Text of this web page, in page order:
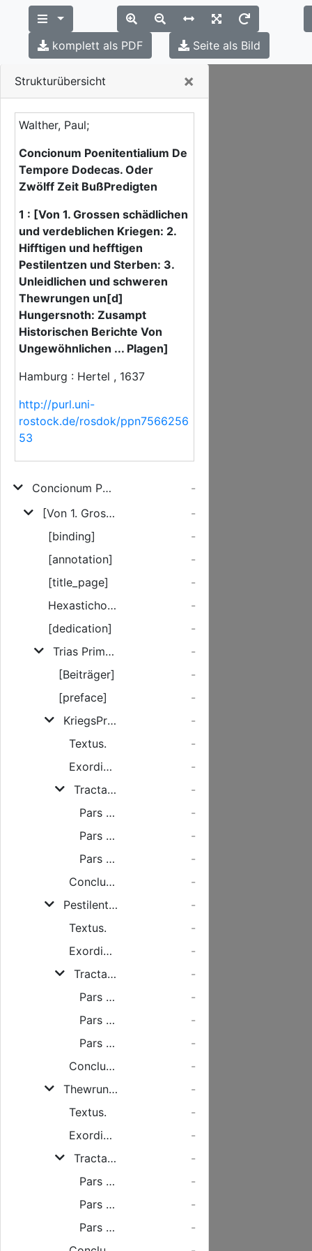
Strukturübersicht ×
Walther, Paul;
Concionum Poenitentialium De
Tempore Dodecas. Oder
Zwölff Zeit BußPredigten
1 : [Von 1. Grossen schädlichen
und verdeblichen Kriegen: 2.
Hifftigen und hefftigen
Pestilentzen und Sterben: 3.
Unleidlichen und schweren
Thewrungen un[d]
Hungersnoth: Zusampt
Historischen Berichte Von
Ungewöhnlichen ... Plagen]
Hamburg : Hertel , 1637
http://purl.uni-
rostock.de/rosdok/ppn7566256
53
Concionum Poenitentialium De Tempore Dodecas. Oder Zwölff Zeit BußPredigten
-
[Von 1. Grossen schädlichen und verdeblichen Kriegen: 2. Hifftigen und hefftigen Pestilentzen und Sterben: 3. Unleidlichen und schweren Thewrungen un[d] Hungersnoth: Zusampt Historischen Berichte Von Ungewöhnlichen ... Plagen]
-
[binding]
-
[annotation]
-
[title_page]
-
Hexastichon Ad Pium Lectorem.
-
[dedication]
-
Trias Prima. Oder Erste Drey Zeit Buß-Predigten.
-
[Beiträger]
-
[preface]
-
KriegsPredigt: Von Grossen schädlichen und verderblichen Kriegen.
-
Textus.
-
Exordium.
-
Tractationis.
-
Pars Prima.
-
Pars Secunda.
-
Pars Tertia.
-
Conclusio.
-
Pestilentz und SterbePredigt: Von Gifftigen und hefftigen Pestilentzen und Sterben.
-
Textus.
-
Exordium.
-
Tractationis.
-
Pars Prima.
-
Pars Secunda.
-
Pars Tertia.
-
Conclusio.
-
Thewrungs- und HungerPredigt: Von Unleidlichen und schwären Thewrungen und Hungersnoth.
-
Textus.
-
Exordium.
-
Tractationis.
-
Pars Prima.
-
Pars Secunda.
-
Pars Tertia.
-
komplett als PDF Seite als Bild